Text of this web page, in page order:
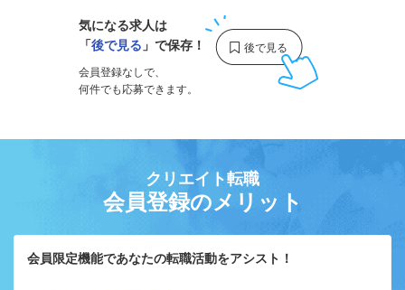
気になる求人は
「後で見る 」で保存！
会員登録なしで、
何件でも応募できます。
クリエイト転職
会員登録のメリット
会員限定機能であなたの転職活動をアシスト！